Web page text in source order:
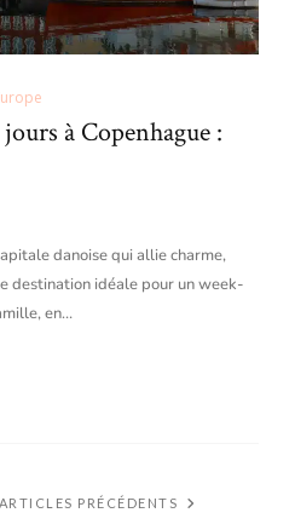
à Copenhague :
danoise qui allie charme,
destination idéale pour un week-
en…
ARTICLES PRÉCÉDENTS